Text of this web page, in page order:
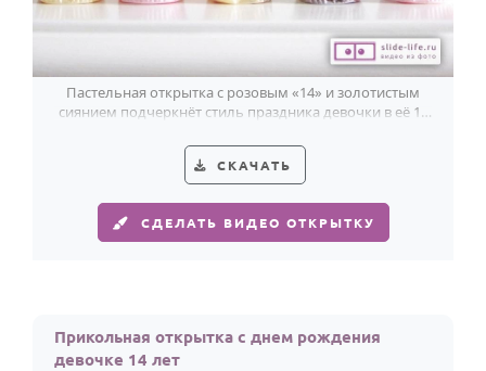
Мужчине
Папе
Детям
Все родственники
ПЕРСОНАЛЬНЫЕ
Пожелания
Пастельная открытка с розовым «14» и золотистым
сиянием подчеркнёт стиль праздника девочки в её 14
СКАЧАТЬ
СДЕЛАТЬ ВИДЕО ОТКРЫТКУ
Прикольная открытка с днем рождения
девочке 14 лет